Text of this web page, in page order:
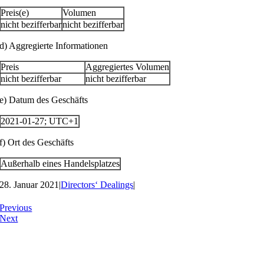
Preis(e)
Volumen
nicht bezifferbarnicht bezifferbar
d) Aggregierte Informationen
Preis
Aggregiertes Volumen
nicht bezifferbar
nicht bezifferbar
e) Datum des Geschäfts
2021-01-27; UTC+1
f) Ort des Geschäfts
Außerhalb eines Handelsplatzes
28. Januar 2021 |Directors‘ Dealings|
Previous
Next